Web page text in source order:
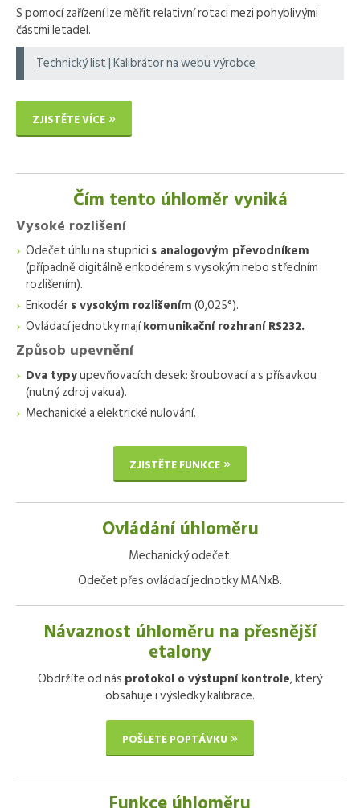
S pomocí zařízení lze měřit relativní rotaci mezi pohyblivými
částmi letadel.
Technický list|Kalibrátor na webu výrobce
ZJISTĚTE VÍCE
Čím tento úhloměr vyniká
Vysoké rozlišení
Odečet úhlu na stupnici s analogovým převodníkem
(případně digitálně enkodérem s vysokým nebo středním
rozlišením).
Enkodérs vysokým rozlišením(0,025°).
Ovládací jednotky majíkomunikační rozhraní RS232.
Způsob upevnění
Dva typyupevňovacích desek: šroubovací a s přísavkou
(nutný zdroj vakua).
Mechanické a elektrické nulování.
ZJISTĚTE FUNKCE
Ovládání úhloměru
Mechanický odečet.
Odečet přes ovládací jednotky MANxB.
Návaznost úhloměru na přesnější
etalony
Obdržíte od nás protokol o výstupní kontrole, který
obsahuje i výsledky kalibrace.
POŠLETE POPTÁVKU